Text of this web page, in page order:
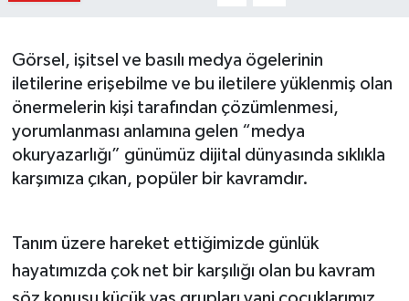
Görsel, işitsel ve basılı medya ögelerinin
iletilerine erişebilme ve bu iletilere yüklenmiş olan
önermelerin kişi tarafından çözümlenmesi,
yorumlanması anlamına gelen “medya
okuryazarlığı” günümüz dijital dünyasında sıklıkla
karşımıza çıkan, popüler bir kavramdır.
Tanım üzere hareket ettiğimizde günlük
hayatımızda çok net bir karşılığı olan bu kavram